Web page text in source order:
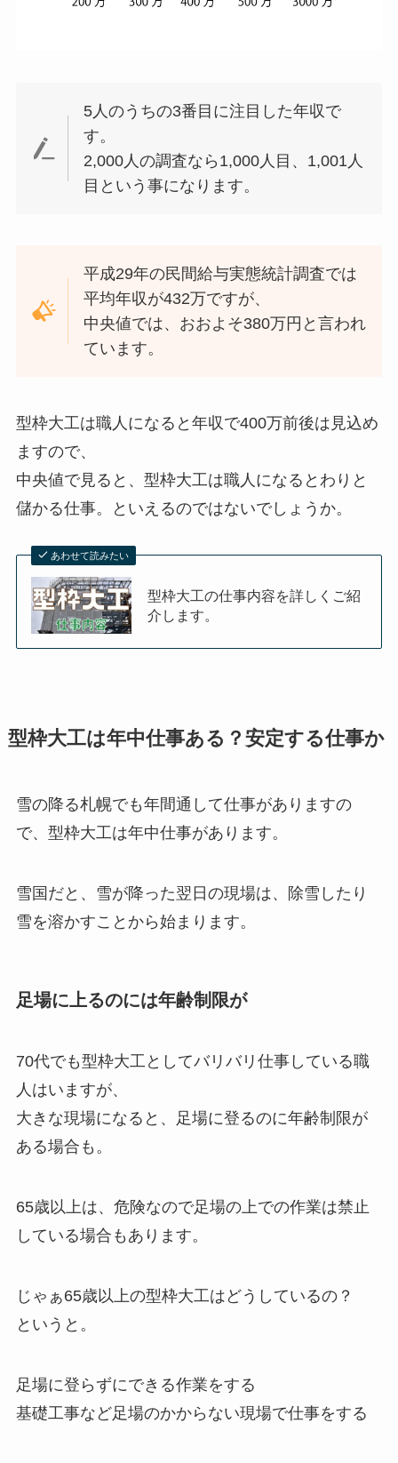
5人のうちの3番目に注目した年収で
す。
2,000人の調査なら1,000人目、1,001人
目という事になります。
平成29年の民間給与実態統計調査では
平均年収が432万ですが、
中央値では、おおよそ380万円と言われ
ています。
型枠大工は職人になると年収で400万前後は見込め
ますので、
中央値で見ると、型枠大工は職人になるとわりと
儲かる仕事。といえるのではないでしょうか。
あわせて読みたい
型枠大工の仕事内容を詳しくご紹
介します。
型枠大工は年中仕事ある？安定する仕事か
雪の降る札幌でも年間通して仕事がありますの
で、型枠大工は年中仕事があります。
雪国だと、雪が降った翌日の現場は、除雪したり
雪を溶かすことから始まります。
足場に上るのには年齢制限が
70代でも型枠大工としてバリバリ仕事している職
人はいますが、
大きな現場になると、足場に登るのに年齢制限が
ある場合も。
65歳以上は、危険なので足場の上での作業は禁止
している場合もあります。
じゃぁ65歳以上の型枠大工はどうしているの？
というと。
足場に登らずにできる作業をする
基礎工事など足場のかからない現場で仕事をする